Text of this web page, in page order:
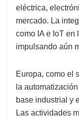
eléctrica,
mercado. La
como IA e IoT en
impulsando aún
Europa, como el
la
base industrial y
Las actividades